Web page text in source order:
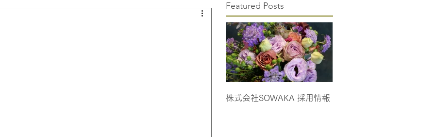
Featured Posts
株式会社SOWAKA 採用情報